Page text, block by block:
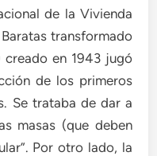
de la Vivienda
transformado
creado en 1943 jugó
de los primeros
Se trataba de dar a
masas (que deben
Por otro lado, la